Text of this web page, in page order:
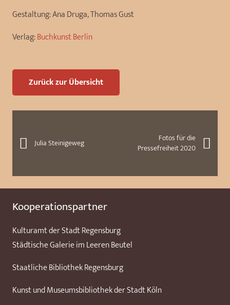
Gestaltung:Ana Druga, Thomas Gust
Verlag:Buchkunst Berlin
Zurück zur Übersicht
Julia Steinigeweg
Fotos für die
Pressefreiheit 2020
Kooperationspartner
Kulturamt der Stadt Regensburg
Städtische Galerie im Leeren Beutel
Staatliche Bibliothek Regensburg
Kunst und Museumsbibliothek der Stadt Köln